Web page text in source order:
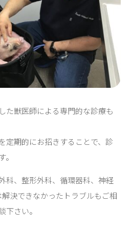
た獣医師による専門的な診療も
定期的にお招きすることで、診
科、整形外科、循環器科、神経
決できなかったトラブルもご相
下さい。